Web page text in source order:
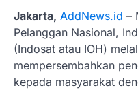
Jakarta, AddNews.id –
Pelanggan Nasional,
(Indosat atau IOH)
mempersembahkan
kepada masyarakat